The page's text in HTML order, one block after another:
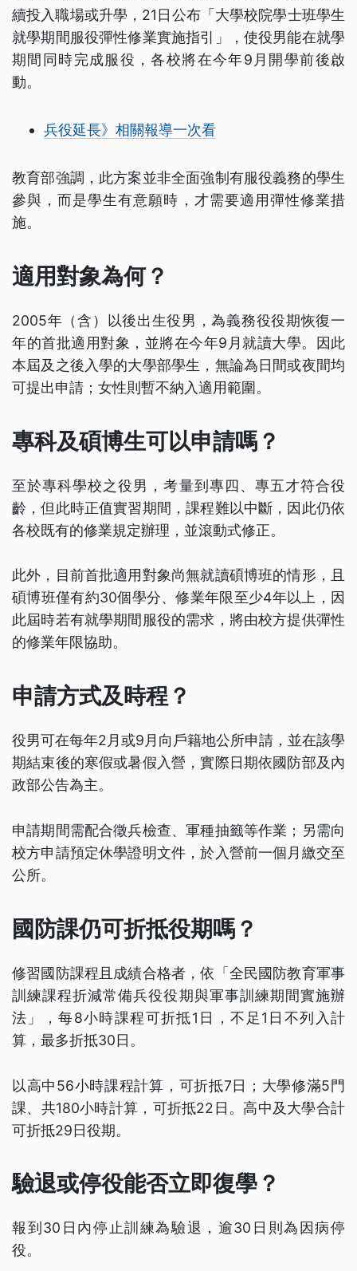
續投入職場或升學，21日公布「大學校院學士班學生
就學期間服役彈性修業實施指引」，使役男能在就學
期間同時完成服役，各校將在今年9月開學前後啟
動。
兵役延長》相關報導一次看
教育部強調，此方案並非全面強制有服役義務的學生
參與，而是學生有意願時，才需要適用彈性修業措
施。
適用對象為何？
2005年（含）以後出生役男，為義務役役期恢復一
年的首批適用對象，並將在今年9月就讀大學。因此
本屆及之後入學的大學部學生，無論為日間或夜間均
可提出申請；女性則暫不納入適用範圍。
專科及碩博生可以申請嗎？
至於專科學校之役男，考量到專四、專五才符合役
齡，但此時正值實習期間，課程難以中斷，因此仍依
各校既有的修業規定辦理，並滾動式修正。
此外，目前首批適用對象尚無就讀碩博班的情形，且
碩博班僅有約30個學分、修業年限至少4年以上，因
此屆時若有就學期間服役的需求，將由校方提供彈性
的修業年限協助。
申請方式及時程？
役男可在每年2月或9月向戶籍地公所申請，並在該學
期結束後的寒假或暑假入營，實際日期依國防部及內
政部公告為主。
申請期間需配合徵兵檢查、軍種抽籤等作業；另需向
校方申請預定休學證明文件，於入營前一個月繳交至
公所。
國防課仍可折抵役期嗎？
修習國防課程且成績合格者，依「全民國防教育軍事
訓練課程折減常備兵役役期與軍事訓練期間實施辦
法」，每8小時課程可折抵1日，不足1日不列入計
算，最多折抵30日。
以高中56小時課程計算，可折抵7日；大學修滿5門
課、共180小時計算，可折抵22日。高中及大學合計
可折抵29日役期。
驗退或停役能否立即復學？
報到30日內停止訓練為驗退，逾30日則為因病停
役。